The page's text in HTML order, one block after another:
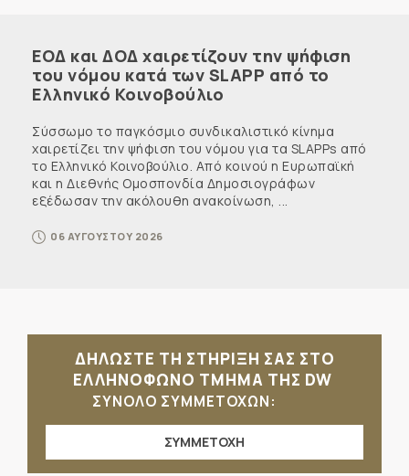
ΕΟΔ και ΔΟΔ χαιρετίζουν την ψήφιση
του νόμου κατά των SLAPP από το
Ελληνικό Κοινοβούλιο
Σύσσωμο το παγκόσμιο συνδικαλιστικό κίνημα
χαιρετίζει την ψήφιση του νόμου για τα SLAPPs από
το Ελληνικό Κοινοβούλιο. Από κοινού η Ευρωπαϊκή
και η Διεθνής Ομοσπονδία Δημοσιογράφων
εξέδωσαν την ακόλουθη ανακοίνωση, ...
06 ΑΥΓΟΥΣΤΟΥ 2026
ΔΗΛΩΣΤΕ ΤΗ ΣΤΗΡΙΞΗ ΣΑΣ ΣΤΟ
ΕΛΛΗΝΟΦΩΝΟ ΤΜΗΜΑ ΤΗΣ DW
ΣΥΝΟΛΟ ΣΥΜΜΕΤΟΧΩΝ:
ΣΥΜΜΕΤΟΧΗ